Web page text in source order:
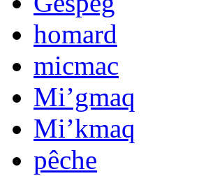
homard
micmac
Mi’gmaq
Mi’kmaq
pêche